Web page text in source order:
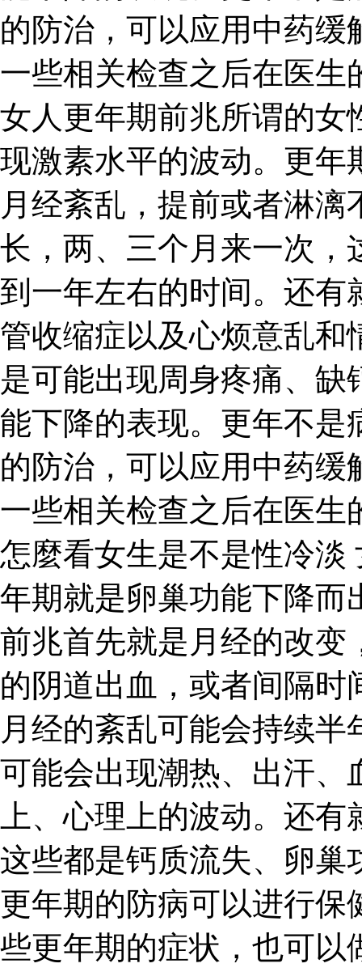
的防治，可以应用中药
一些相关检查之后在医生
女人更年期前兆所谓的女
现激素水平的波动。更年
月经紊乱，提前或者淋
长，两、三个月来一次，
到一年左右的时间。还有
管收缩症以及心烦意乱和
是可能出现周身疼痛、
能下降的表现。更年不是
的防治，可以应用中药
一些相关检查之后在医生
怎麼看女生是不是性冷淡
年期就是卵巢功能下降而
前兆首先就是月经的改变
的阴道出血，或者间隔
月经的紊乱可能会持续
可能会出现潮热、出汗、
上、心理上的波动。还
这些都是钙质流失、卵巢
更年期的防病可以进行保
些更年期的症状，也可以